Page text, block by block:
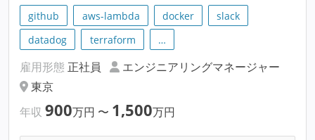
github aws-lambda docker
slack
datadog
terraform …
雇用形態 正社員
エンジニアリングマネージャー
東京
年収 900万円 〜 1,500万円